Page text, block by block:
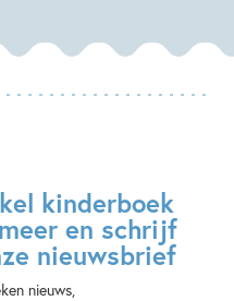
kinderboek
en schrijf
nieuwsbrief
nieuws,